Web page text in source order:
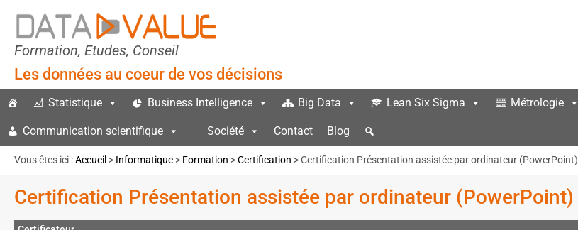
Formation, Etudes, Conseil
Les données au coeur de vos décisions
Statistique Business Intelligence Big Data Lean Six Sigma Métrologie
Communication scientifique Société Contact Blog
Vous êtes ici :Accueil > Informatique > Formation >Certification > Certification Présentation assistée par ordinateur (PowerPoint)
Certification Présentation assistée par ordinateur (PowerPoint)